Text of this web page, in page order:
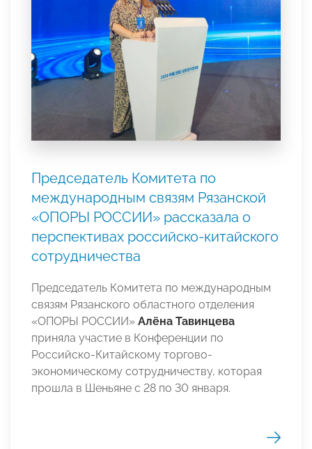
Председатель Комитета по
международным связям Рязанской
«ОПОРЫ РОССИИ» рассказала о
перспективах российско-китайского
сотрудничества
Председатель Комитета по международным
связям Рязанского областного отделения
«ОПОРЫ РОССИИ» Алёна Тавинцева
приняла участие в Конференции по
Российско-Китайскому торгово-
экономическому сотрудничеству, которая
прошла в Шеньяне с 28 по 30 января.